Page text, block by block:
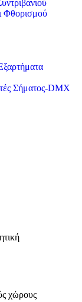
Φθορισμού
Σήματος-DMX
χώρους